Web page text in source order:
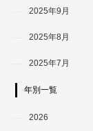
2025年9月
2025年8月
2025年7月
年別一覧
2026